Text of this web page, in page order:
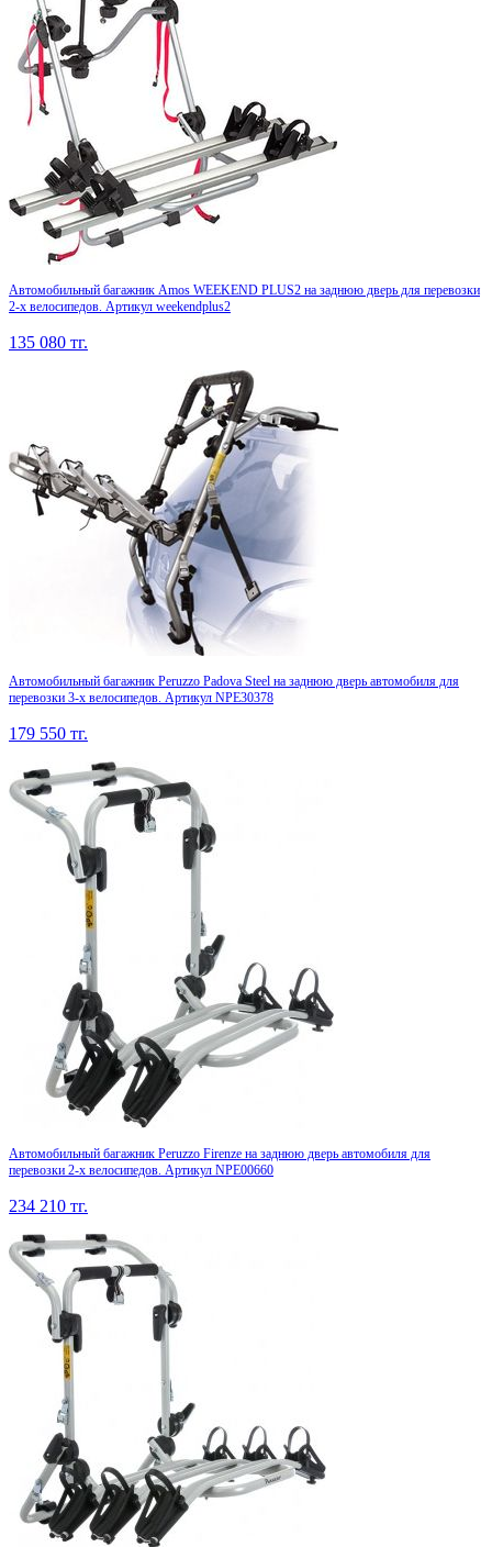
Автомобильный багажник Amos WEEKEND PLUS2 на заднюю дверь для перевозки
2-х велосипедов. Артикул weekendplus2
135 080 тг.
Автомобильный багажник Peruzzo Padova Steel на заднюю дверь автомобиля для
перевозки 3-х велосипедов. Артикул NPE30378
179 550 тг.
Автомобильный багажник Peruzzo Firenze на заднюю дверь автомобиля для
перевозки 2-х велосипедов. Артикул NPE00660
234 210 тг.